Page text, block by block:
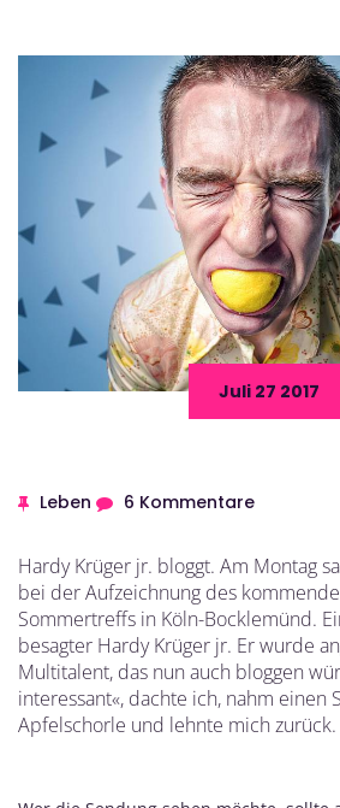
Juli 27 2017
Leben 6 Kommentare
Hardy Krüger jr. bloggt. Am Montag
bei der Aufzeichnung des
Sommertreffs in Köln-Bocklemünd.
besagter Hardy Krüger jr. Er wurde
Multitalent, das nun auch bloggen
interessant«, dachte ich, nahm einen
Apfelschorle und lehnte mich zurück.